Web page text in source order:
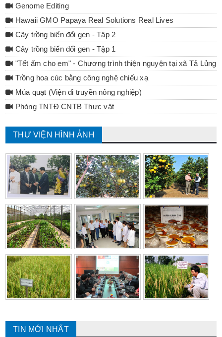
Genome Editing
Hawaii GMO Papaya Real Solutions Real Lives
Cây trồng biến đổi gen - Tập 2
Cây trồng biến đổi gen - Tập 1
"Tết ấm cho em" - Chương trình thiện nguyện tại xã Tả Lủng
Trồng hoa cúc bằng công nghệ chiếu xạ
Múa quạt (Viện di truyền nông nghiệp)
Phòng TNTĐ CNTB Thực vật
THƯ VIỆN HÌNH ẢNH
TIN MỚI NHẤT